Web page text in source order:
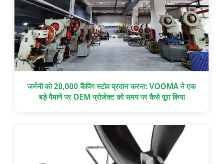
जर्मनी को 20,000 कैंपिंग स्टोव प्रदान करना: VOOMA ने एक
बड़े पैमाने पर OEM प्रोजेक्ट को समय पर कैसे पूरा किया